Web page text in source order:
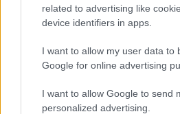
related to advertising like
device identifiers in apps.
I want to allow my user data to
Google for online advertising
I want to allow Google to send
personalized advertising.
23:50 18.06.24
«Κοκτέιλ» ζέστης και
Σάββατο - Ανεβαίνει πάλι